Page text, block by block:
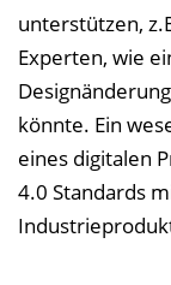
unterstützen,
Experten, wie
könnte. Ein
eines digitalen
4.0 Standards